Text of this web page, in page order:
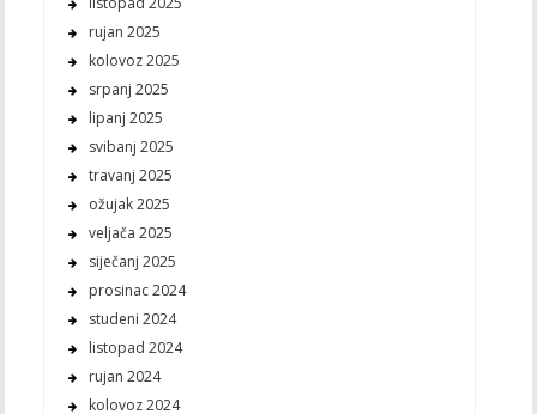
rujan 2025
kolovoz 2025
srpanj 2025
lipanj 2025
svibanj 2025
travanj 2025
ožujak 2025
veljača 2025
siječanj 2025
prosinac 2024
studeni 2024
listopad 2024
rujan 2024
kolovoz 2024